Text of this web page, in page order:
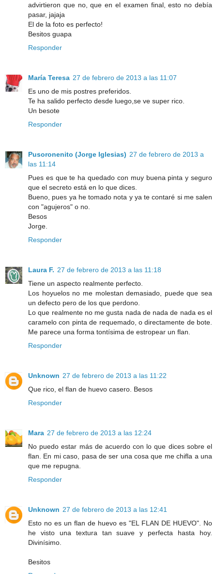
advirtieron que no, que en el examen final, esto no debía
pasar, jajaja
El de la foto es perfecto!
Besitos guapa
Responder
María Teresa 27 de febrero de 2013 a las 11:07
Es uno de mis postres preferidos.
Te ha salido perfecto desde luego,se ve super rico.
Un besote
Responder
Pusoronenito (Jorge Iglesias) 27 de febrero de 2013 a
las 11:14
Pues es que te ha quedado con muy buena pinta y seguro
que el secreto está en lo que dices.
Bueno, pues ya he tomado nota y ya te contaré si me salen
con "agujeros" o no.
Besos
Jorge.
Responder
Laura F. 27 de febrero de 2013 a las 11:18
Tiene un aspecto realmente perfecto.
Los hoyuelos no me molestan demasiado, puede que sea
un defecto pero de los que perdono.
Lo que realmente no me gusta nada de nada de nada es el
caramelo con pinta de requemado, o directamente de bote.
Me parece una forma tontísima de estropear un flan.
Responder
Unknown 27 de febrero de 2013 a las 11:22
Que rico, el flan de huevo casero. Besos
Responder
Mara 27 de febrero de 2013 a las 12:24
No puedo estar más de acuerdo con lo que dices sobre el
flan. En mi caso, pasa de ser una cosa que me chifla a una
que me repugna.
Responder
Unknown 27 de febrero de 2013 a las 12:41
Esto no es un flan de huevo es "EL FLAN DE HUEVO". No
he visto una textura tan suave y perfecta hasta hoy.
Divinísimo.
Besitos